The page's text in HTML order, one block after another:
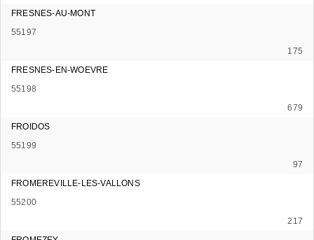
FRESNES-AU-MONT
55197
175
FRESNES-EN-WOEVRE
55198
679
FROIDOS
55199
97
FROMEREVILLE-LES-VALLONS
55200
217